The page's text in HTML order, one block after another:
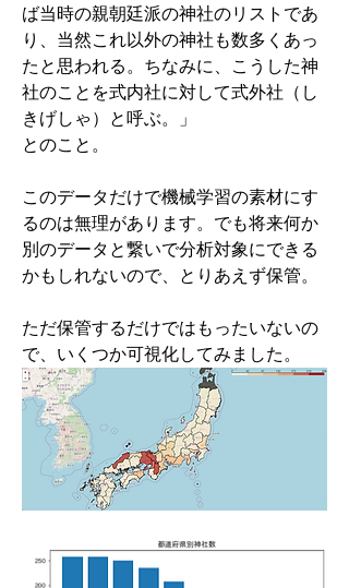
ば当時の親朝廷派の神社のリストであ
り、当然これ以外の神社も数多くあっ
たと思われる。ちなみに、こうした神
社のことを式内社に対して式外社（し
きげしゃ）と呼ぶ。」
とのこと。
このデータだけで機械学習の素材にす
るのは無理があります。でも将来何か
別のデータと繋いで分析対象にできる
かもしれないので、とりあえず保管。
ただ保管するだけではもったいないの
で、いくつか可視化してみました。